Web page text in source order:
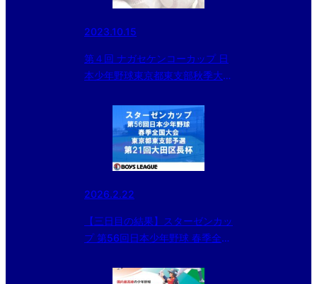
2023.10.15
第４回 ナガセケンコーカップ 日
本少年野球東京都東支部秋季大会
2026.2.22
【三日目の結果】スターゼンカッ
プ 第56回日本少年野球 春季全国
大田区長杯